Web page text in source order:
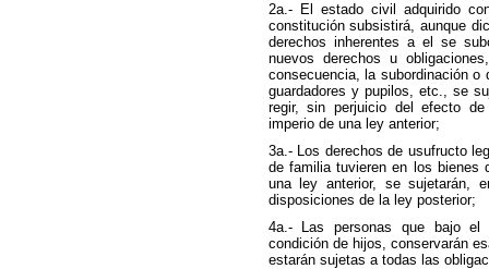
2a.- El estado civil adquirido
constitución subsistirá, aunque
derechos inherentes a el se
nuevos derechos u
consecuencia, la subordinación o
guardadores y pupilos, etc., se
regir, sin perjuicio del efecto
imperio de una ley anterior;
3a.- Los derechos de usufructo
de familia tuvieren en los bienes
una ley anterior, se sujetarán,
disposiciones de la ley posterior;
4a.- Las personas que bajo el
condición de hijos, conservarán
estarán sujetas a todas las